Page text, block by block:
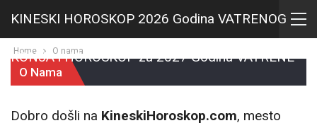
KINESKI HOROSKOP 2026 Godina VATRENOG
KONJA i HOROSKOP za 2027 Godina VATRENE
Home O nama
O Nama
Dobro došli na KineskiHoroskop.com, mesto